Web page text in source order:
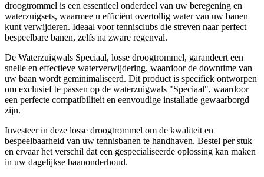
droogtrommel is een essentieel onderdeel van uw beregening en
waterzuigsets, waarmee u efficiënt overtollig water van uw banen
kunt verwijderen. Ideaal voor tennisclubs die streven naar perfect
bespeelbare banen, zelfs na zware regenval.
De Waterzuigwals Speciaal, losse droogtrommel, garandeert een
snelle en effectieve waterverwijdering, waardoor de downtime van
uw baan wordt geminimaliseerd. Dit product is specifiek ontworpen
om exclusief te passen op de waterzuigwals "Speciaal", waardoor
een perfecte compatibiliteit en eenvoudige installatie gewaarborgd
zijn.
Investeer in deze losse droogtrommel om de kwaliteit en
bespeelbaarheid van uw tennisbanen te handhaven. Bestel per stuk
en ervaar het verschil dat een gespecialiseerde oplossing kan maken
in uw dagelijkse baanonderhoud.